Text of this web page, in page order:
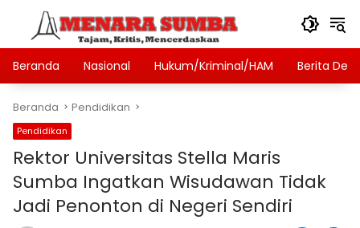
Langsung
konten
Beranda
Nasional Hukum/Kriminal/HAM Berita Desa
Beranda Pendidikan
Pendidikan
Rektor Universitas Stella Maris
Sumba Ingatkan Wisudawan Tidak
Jadi Penonton di Negeri Sendiri